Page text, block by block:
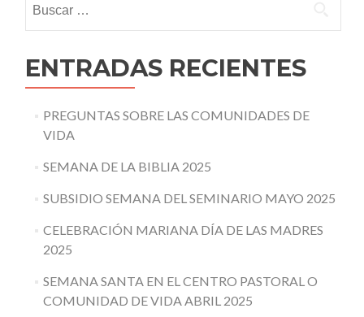
ENTRADAS RECIENTES
PREGUNTAS SOBRE LAS COMUNIDADES DE
VIDA
SEMANA DE LA BIBLIA 2025
SUBSIDIO SEMANA DEL SEMINARIO MAYO 2025
CELEBRACIÓN MARIANA DÍA DE LAS MADRES
2025
SEMANA SANTA EN EL CENTRO PASTORAL O
COMUNIDAD DE VIDA ABRIL 2025